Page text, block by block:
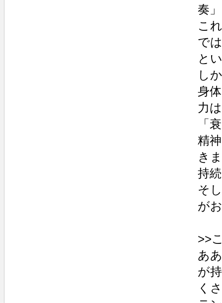
奏
こ
で
と
し
身
力
「
精
き
持
そ
が
>>
あ
が
く